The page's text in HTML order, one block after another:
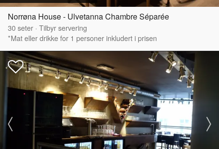
Norrøna House - Ulvetanna Chambre Séparée
30seter · Tilbyr servering
*Mat eller drikke for 1 personer inkludert i prisen